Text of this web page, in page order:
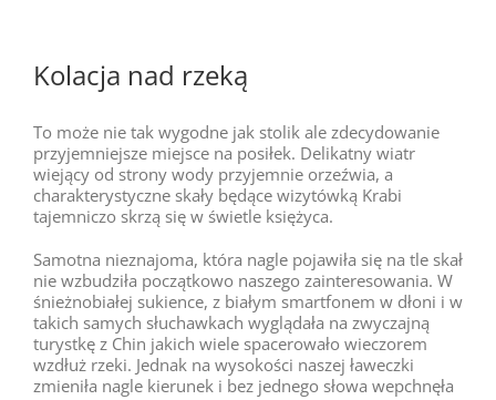
Kolacja nad rzeką
To może nie tak wygodne jak stolik ale zdecydowanie
przyjemniejsze miejsce na posiłek. Delikatny wiatr
wiejący od strony wody przyjemnie orzeźwia, a
charakterystyczne skały będące wizytówką Krabi
tajemniczo skrzą się w świetle księżyca.
Samotna nieznajoma, która nagle pojawiła się na tle skał
nie wzbudziła początkowo naszego zainteresowania. W
śnieżnobiałej sukience, z białym smartfonem w dłoni i w
takich samych słuchawkach wyglądała na zwyczajną
turystkę z Chin jakich wiele spacerowało wieczorem
wzdłuż rzeki. Jednak na wysokości naszej ławeczki
zmieniła nagle kierunek i bez jednego słowa wepchnęła